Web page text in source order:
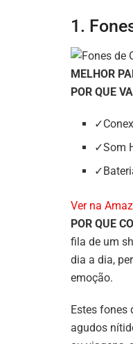
1.
MELHOR
POR QUE
✓Som
Ver na
POR QUE
fila de um
dia a dia,
emoção.
Estes fones
agudos